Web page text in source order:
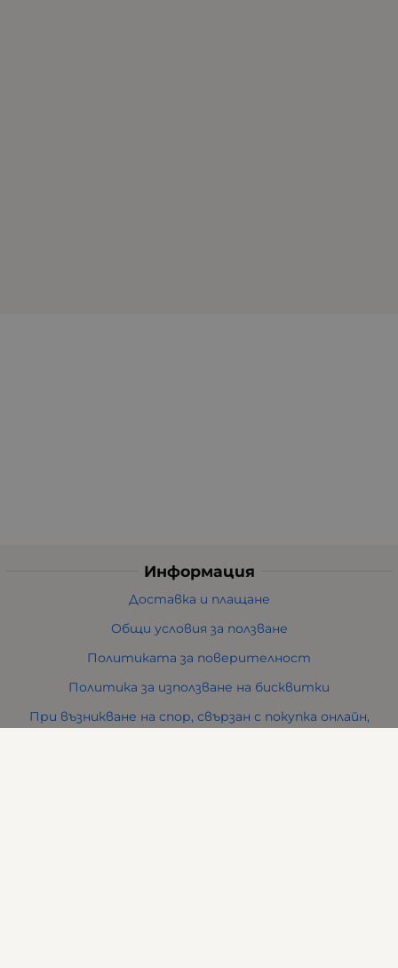
Информация
Доставка и плащане
Общи условия за ползване
Политиката за поверителност
Политика за използване на бисквитки
При възникване на спор, свързан с покупка онлайн,
можете да ползвате сайта ОРС